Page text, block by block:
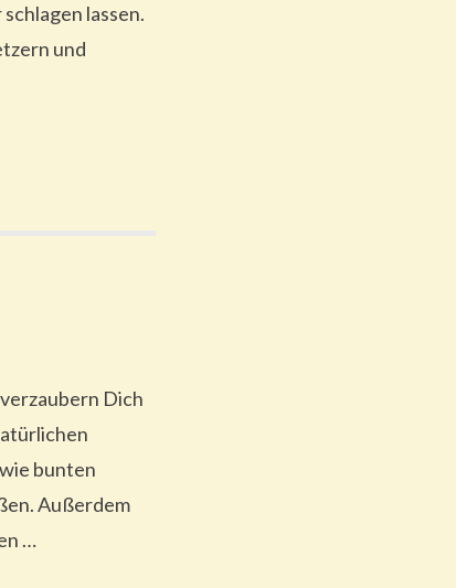
lassen.
und
Dich
bunten
Außerdem
…